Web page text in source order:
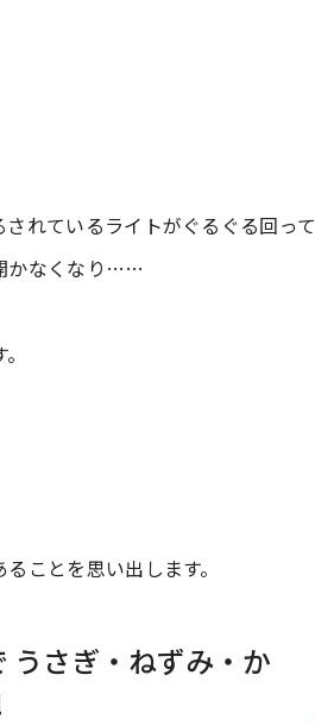
れているライトがぐるぐる回って
かなくなり……
ことを思い出します。
うさぎ・ねずみ・か